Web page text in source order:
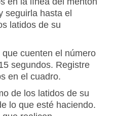
seguirla hasta el
latidos de su
cuenten el número
segundos. Registre
en el cuadro.
de los latidos de su
lo que esté haciendo.